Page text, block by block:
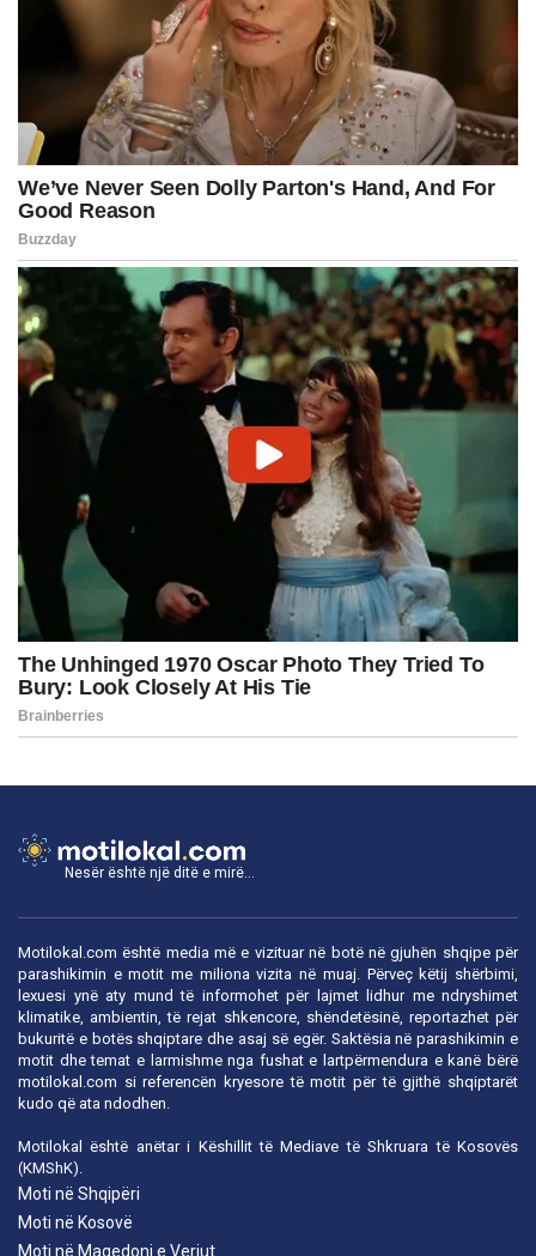
Nesër është një ditë e mirë...
Motilokal.com është media më e vizituar në botë në gjuhën shqipe për
parashikimin e motit me miliona vizita në muaj. Përveç këtij shërbimi,
lexuesi ynë aty mund të informohet për lajmet lidhur me ndryshimet
klimatike, ambientin, të rejat shkencore, shëndetësinë, reportazhet për
bukuritë e botës shqiptare dhe asaj së egër. Saktësia në parashikimin e
motit dhe temat e larmishme nga fushat e lartpërmendura e kanë bërë
motilokal.com si referencën kryesore të motit për të gjithë shqiptarët
kudo që ata ndodhen.
Motilokal është anëtar i Këshillit të Mediave të Shkruara të Kosovës
(KMShK).
Moti në Shqipëri
Moti në Kosovë
Moti në Maqedoni e Veriut